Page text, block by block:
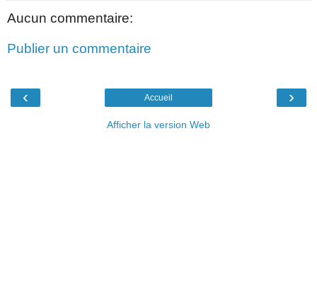
Aucun commentaire:
Publier un commentaire
‹ ›
Accueil
Afficher la version Web